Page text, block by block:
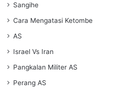
Sangihe
Cara Mengatasi Ketombe
AS
Israel Vs Iran
Pangkalan Militer AS
Perang AS